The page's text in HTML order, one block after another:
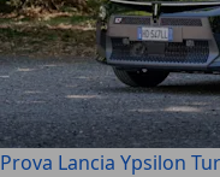
Prova Lancia Ypsilon